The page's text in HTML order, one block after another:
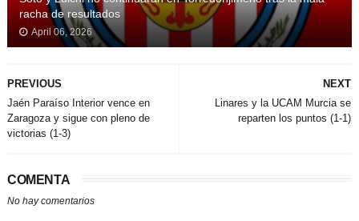
racha de resultados
April 06, 2026
NEXT
Linares y la UCAM Murcia se
reparten los puntos (1-1)
PREVIOUS
Jaén Paraíso Interior vence en
Zaragoza y sigue con pleno de
victorias (1-3)
COMENTA
No hay comentarios